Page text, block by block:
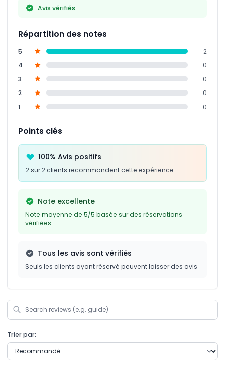
Avis vérifiés
Répartition des notes
5
2
4
0
3
0
2
0
1
0
Points clés
100% Avis positifs
2 sur 2 clients recommandent cette expérience
Note excellente
Note moyenne de 5/5 basée sur des réservations
vérifiées
Tous les avis sont vérifiés
Seuls les clients ayant réservé peuvent laisser des avis
Trier par: